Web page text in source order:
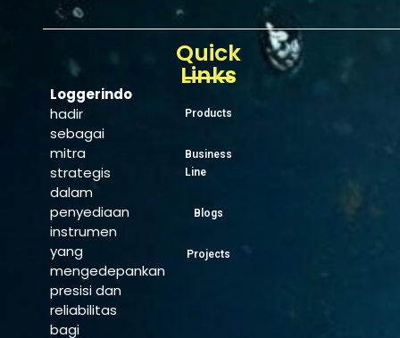
Loggerindo
hadir
sebagai
mitra
strategis
dalam
penyediaan
instrumen
yang
mengedepankan
presisi dan
reliabilitas
bagi
Quick
Links
Products
Business
Line
Blogs
Projects